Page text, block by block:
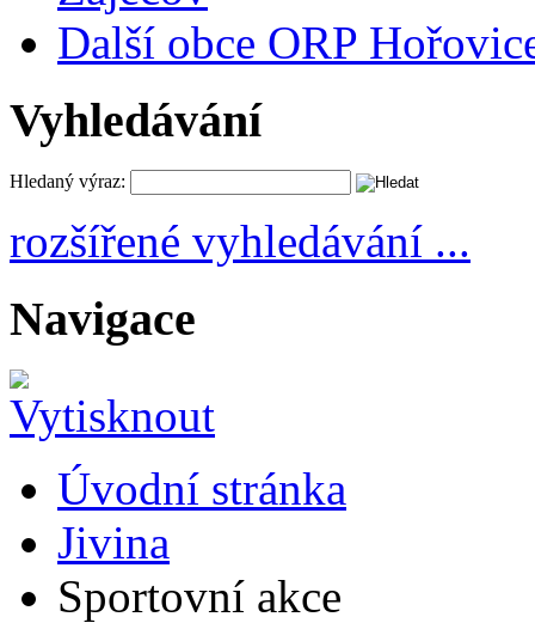
Další obce ORP
Vyhledávání
Hledaný výraz:
rozšířené vyhledávání ...
Navigace
Úvodní stránka
Jivina
Sportovní akce